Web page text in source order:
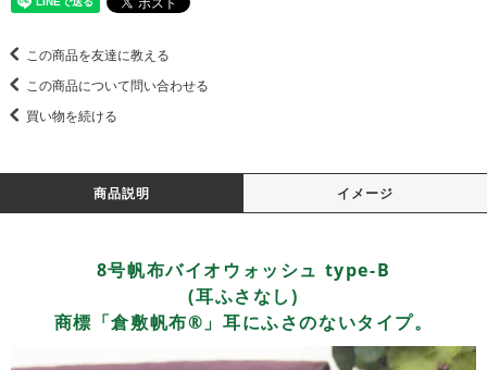
この商品を友達に教える
この商品について問い合わせる
買い物を続ける
商品説明 イメージ
8号帆布バイオウォッシュ type-B
(耳ふさなし)
商標「倉敷帆布®」耳にふさのないタイプ。